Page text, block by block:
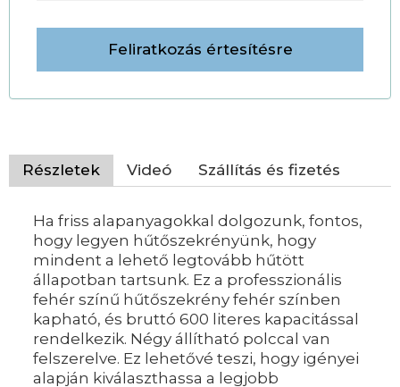
Részletek Videó Szállítás és fizetés
Ha friss alapanyagokkal dolgozunk, fontos,
hogy legyen hűtőszekrényünk, hogy
mindent a lehető legtovább hűtött
állapotban tartsunk. Ez a professzionális
fehér színű hűtőszekrény fehér színben
kapható, és bruttó 600 literes kapacitással
rendelkezik. Négy állítható polccal van
felszerelve. Ez lehetővé teszi, hogy igényei
alapján kiválaszthassa a legjobb